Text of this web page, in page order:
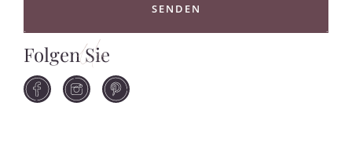
SENDEN
Folgen Sie
Uns